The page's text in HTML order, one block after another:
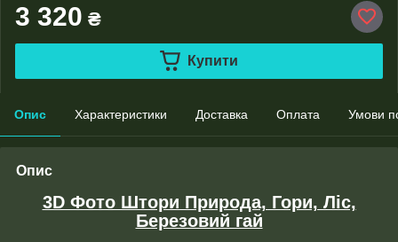
3 320 ₴
Купити
Опис Характеристики Доставка Оплата Умови
Опис
3D Фото Штори Природа, Гори, Ліс,
Березовий гай